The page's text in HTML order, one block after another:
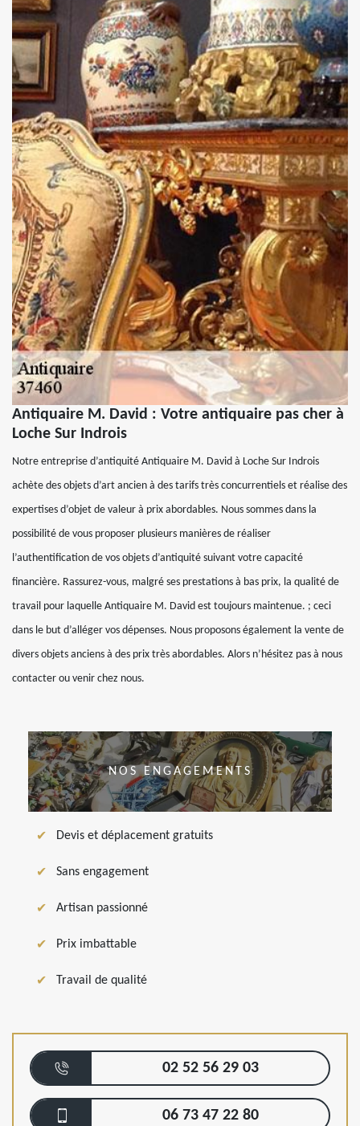
Antiquaire M. David : Votre antiquaire pas cher à
Loche Sur Indrois
Notre entreprise d’antiquité Antiquaire M. David à Loche Sur Indrois
achète des objets d’art ancien à des tarifs très concurrentiels et réalise des
expertises d’objet de valeur à prix abordables. Nous sommes dans la
possibilité de vous proposer plusieurs manières de réaliser
l’authentification de vos objets d’antiquité suivant votre capacité
financière. Rassurez-vous, malgré ses prestations à bas prix, la qualité de
travail pour laquelle Antiquaire M. David est toujours maintenue. ; ceci
dans le but d’alléger vos dépenses. Nous proposons également la vente de
divers objets anciens à des prix très abordables. Alors n’hésitez pas à nous
contacter ou venir chez nous.
NOS ENGAGEMENTS
Devis et déplacement gratuits
Sans engagement
Artisan passionné
Prix imbattable
Travail de qualité
02 52 56 29 03
06 73 47 22 80